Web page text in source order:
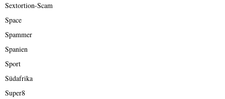
Sextortion-Scam
Space
Spammer
Spanien
Sport
Südafrika
Super8